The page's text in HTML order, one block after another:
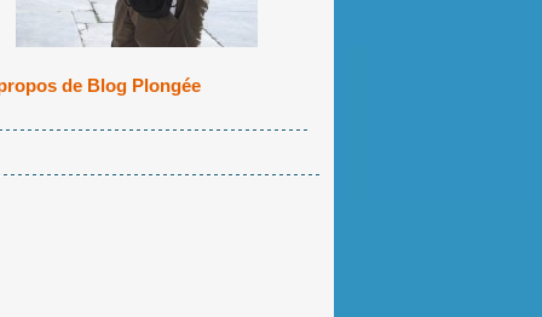
de Blog Plongée